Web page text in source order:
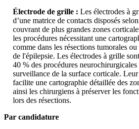
Électrode de grille : Les électrodes à
d’une matrice de contacts disposés
couvrant de plus grandes zones
les procédures nécessitant une
comme dans les résections tumorales
de l'épilepsie. Les électrodes à grille
40 % des procédures
surveillance de la surface corticale.
facilite une cartographie détaillée des
ainsi les chirurgiens à préserver les
lors des résections.
Par candidature